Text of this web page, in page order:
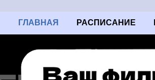
ГЛАВНАЯ РАСПИСАНИЕ